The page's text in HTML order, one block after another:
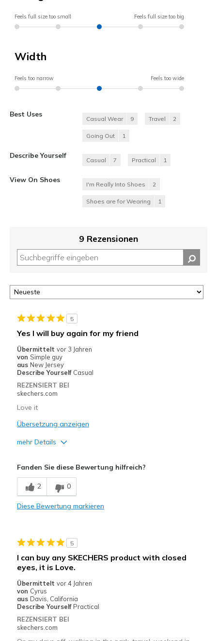
Feels full size too small Feels full size too big
Width
Feels too narrow Feels too wide
Best Uses
Casual Wear 9 Travel 2
Going Out 1
Describe Yourself
Casual 7 Practical 1
View On Shoes
I'm Really Into Shoes 2
Shoes are for Wearing 1
9 Rezensionen
5
Yes I will buy again for my friend
Übermittelt vor 3 Jahren
von Simple guy
aus New Jersey
Describe Yourself Casual
REZENSIERT BEI
skechers.com
Love it
Übersetzung anzeigen
mehr Details
Breathe Well
Comfortable
Stylish
Geeignete Verwendung
Casual Wear
Sizing Feels true to size
Fanden Sie diese Bewertung hilfreich?
2 0
Diese Bewertung markieren
5
I can buy any SKECHERS product with closed
eyes, it is Love.
Übermittelt vor 4 Jahren
von Cyrus
aus Davis, California
Describe Yourself Practical
REZENSIERT BEI
skechers.com